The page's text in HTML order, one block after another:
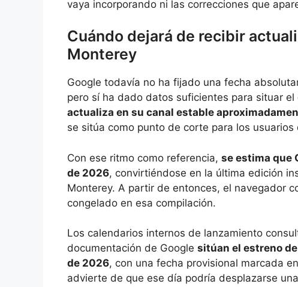
vaya incorporando ni las correcciones que
Cuándo dejará de recibir
Monterey
Google todavía no ha fijado una fecha
pero sí ha dado datos suficientes para situar
actualiza en su canal estable
se sitúa como punto de corte para los usuarios
Con ese ritmo como referencia, se estima que
de 2026, convirtiéndose en la última edición
Monterey. A partir de entonces, el navegador
congelado en esa compilación.
Los calendarios internos de lanzamiento
documentación de Google sitúan el estreno
de 2026, con una fecha provisional marcada
advierte de que ese día podría desplazarse